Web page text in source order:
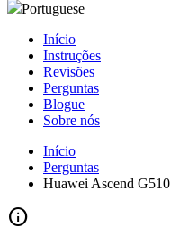
Portuguese
Início
Instruções
Revisões
Perguntas
Blogue
Sobre nós
Início
Perguntas
Huawei Ascend G510
info